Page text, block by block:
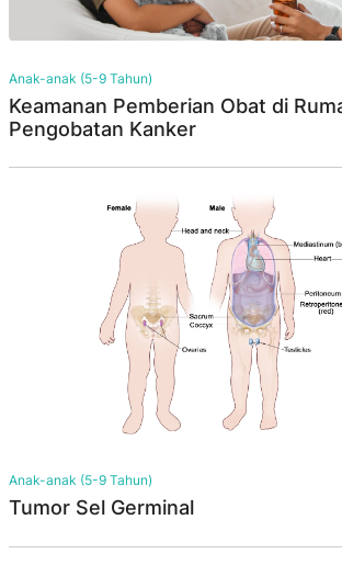
Anak-anak (5-9 Tahun)
Keamanan Pemberian Obat di
Pengobatan Kanker
Anak-anak (5-9 Tahun)
Tumor Sel Germinal